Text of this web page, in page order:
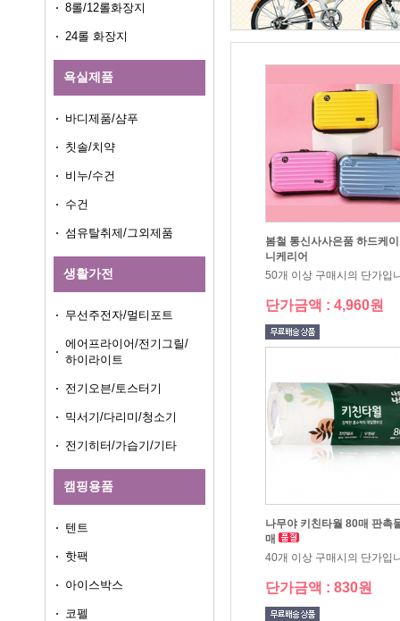
8롤/12롤화장지
24롤 화장지
욕실제품
바디제품/샴푸
칫솔/치약
비누/수건
수건
섬유탈취제/그외제품
생활가전
무선주전자/멀티포트
하이라이트
전기오븐/토스터기
믹서기/다리미/청소기
전기히터/가습기/기타
캠핑용품
텐트
핫팩
아이스박스
코펠
니케리어
50개 이상 구매시의 단가입
단가금액 : 4,960원
매
40개 이상 구매시의 단가입
단가금액 : 830원